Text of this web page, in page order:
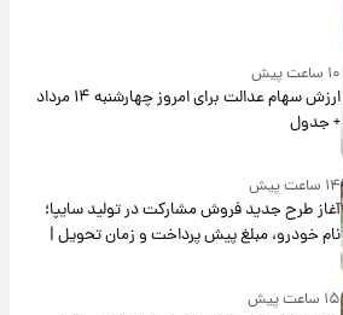
۱۰ ساعت پیش
ارزش سهام عدالت برای امروز چهارشنبه ۱۴ مرداد
+ جدول
۱۴ ساعت پیش
آغاز طرح جدید فروش مشارکت در تولید سایپا؛
نام خودرو، مبلغ پیش پرداخت و زمان تحویل |
سود مشارکت چند درصد است؟
۱۵ ساعت پیش